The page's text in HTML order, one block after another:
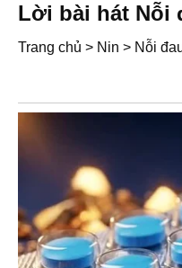
Lời bài hát Nỗi
Trang chủ > Nin > Nỗi